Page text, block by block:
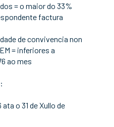
= o maior do 33%
factura
de convivencia non
= inferiores a
ao mes
ata o 31 de Xullo de